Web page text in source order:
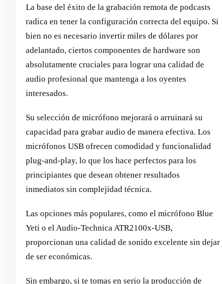
La base del éxito de la grabación remota de podcasts
radica en tener la configuración correcta del equipo. Si
bien no es necesario invertir miles de dólares por
adelantado, ciertos componentes de hardware son
absolutamente cruciales para lograr una calidad de
audio profesional que mantenga a los oyentes
interesados.
Su selección de micrófono mejorará o arruinará su
capacidad para grabar audio de manera efectiva. Los
micrófonos USB ofrecen comodidad y funcionalidad
plug-and-play, lo que los hace perfectos para los
principiantes que desean obtener resultados
inmediatos sin complejidad técnica.
Las opciones más populares, como el micrófono Blue
Yeti o el Audio-Technica ATR2100x-USB,
proporcionan una calidad de sonido excelente sin dejar
de ser económicas.
Sin embargo, si te tomas en serio la producción de